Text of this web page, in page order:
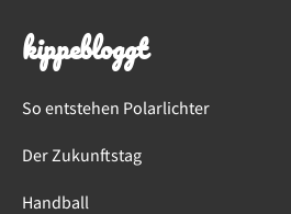
kippebloggt
So entstehen Polarlichter
Der Zukunftstag
Handball